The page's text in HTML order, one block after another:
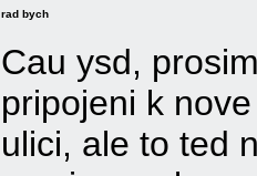
rad bych
Cau ysd,
pripojeni k
ulici, ale to ted